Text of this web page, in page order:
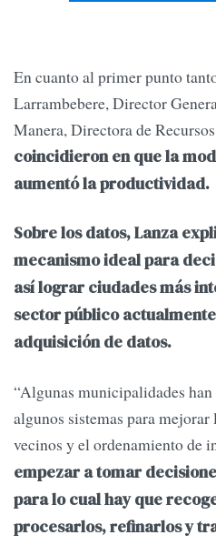
En cuanto al primer punto
Larrambebere, Director
Manera, Directora de
coincidieron en que la
aumentó la productividad.
Sobre los datos, Lanza
mecanismo ideal para
así lograr ciudades más
sector público
adquisición de datos.
“Algunas municipalidades
algunos sistemas para
vecinos y el ordenamiento de
empezar a tomar
para lo cual hay que
procesarlos, refinarlos y